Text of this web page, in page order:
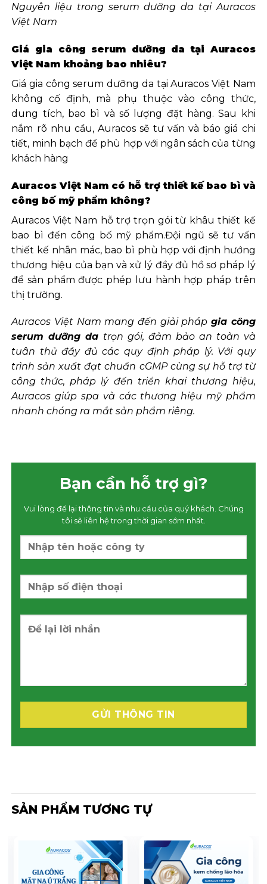
Nguyên liệu trong serum dưỡng da tại Auracos
Việt Nam
Giá gia công serum dưỡng da tại Auracos
Việt Nam khoảng bao nhiêu?
Giá gia công serum dưỡng da tại Auracos Việt Nam
không cố định, mà phụ thuộc vào công thức,
dung tích, bao bì và số lượng đặt hàng. Sau khi
nắm rõ nhu cầu, Auracos sẽ tư vấn và báo giá chi
tiết, minh bạch để phù hợp với ngân sách của từng
khách hàng
Auracos Việt Nam có hỗ trợ thiết kế bao bì và
công bố mỹ phẩm không?
Auracos Việt Nam hỗ trợ trọn gói từ khâu thiết kế
bao bì đến công bố mỹ phẩm.Đội ngũ sẽ tư vấn
thiết kế nhãn mác, bao bì phù hợp với định hướng
thương hiệu của bạn và xử lý đầy đủ hồ sơ pháp lý
để sản phẩm được phép lưu hành hợp pháp trên
thị trường.
Auracos Việt Nam mang đến giải pháp gia công
serum dưỡng da trọn gói, đảm bảo an toàn và
tuân thủ đầy đủ các quy định pháp lý. Với quy
trình sản xuất đạt chuẩn cGMP cùng sự hỗ trợ từ
công thức, pháp lý đến triển khai thương hiệu,
Auracos giúp spa và các thương hiệu mỹ phẩm
nhanh chóng ra mắt sản phẩm riêng.
Bạn cần hỗ trợ gì?
Vui lòng để lại thông tin và nhu cầu của quý khách. Chúng
tôi sẽ liên hệ trong thời gian sớm nhất.
SẢN PHẨM TƯƠNG TỰ